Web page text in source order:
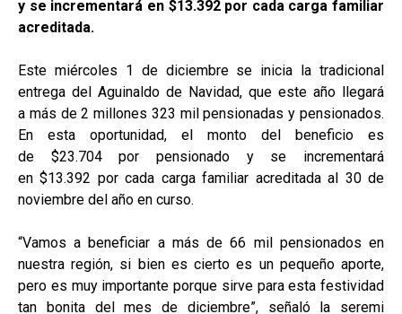
y se incrementará en $13.392 por cada carga familiar
acreditada.
Este miércoles 1 de diciembre se inicia la tradicional
entrega del Aguinaldo de Navidad, que este año llegará
a más de 2 millones 323 mil pensionadas y pensionados.
En esta oportunidad, el monto del beneficio es
de $23.704 por pensionado y se incrementará
en $13.392 por cada carga familiar acreditada al 30 de
noviembre del año en curso.
“Vamos a beneficiar a más de 66 mil pensionados en
nuestra región, si bien es cierto es un pequeño aporte,
pero es muy importante porque sirve para esta festividad
tan bonita del mes de diciembre”, señaló la seremi